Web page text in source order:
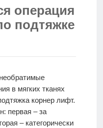
операция
подтяжке
в мягких тканях
корнер лифт.
первая – за
– категорически